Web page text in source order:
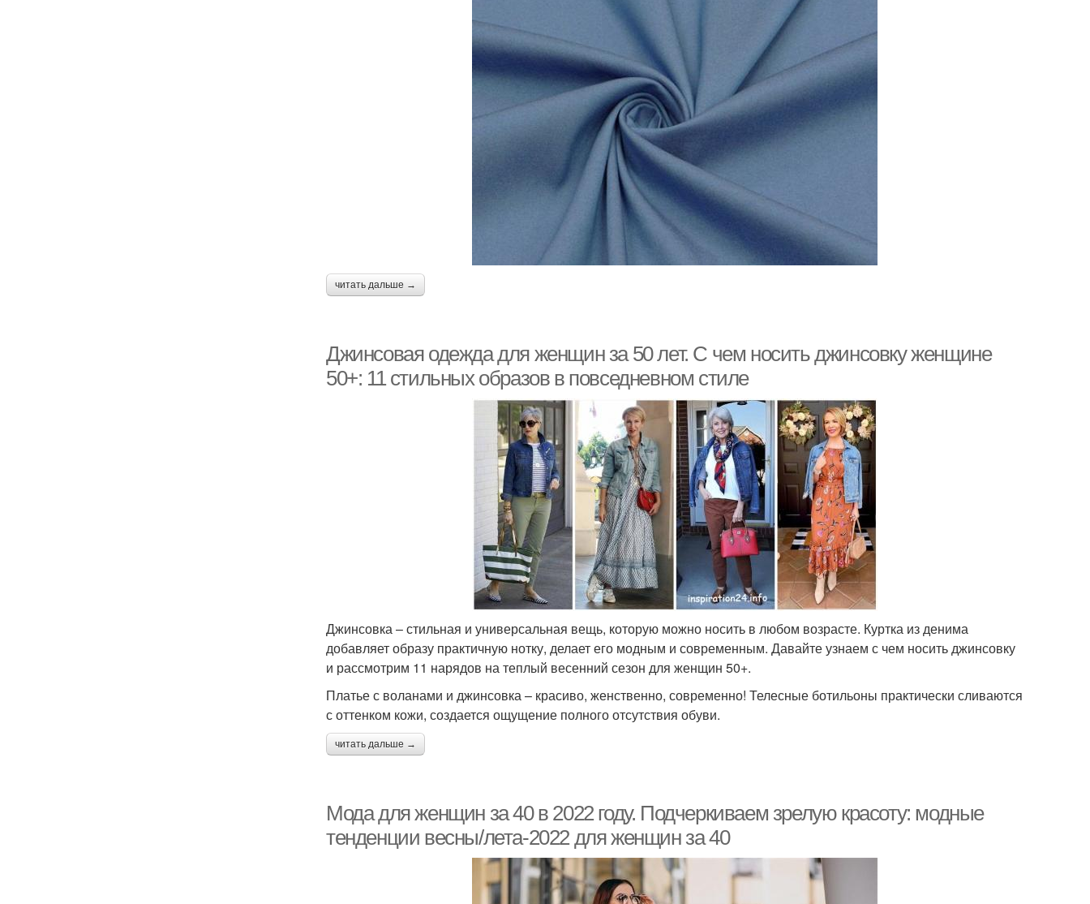
читать дальше →
Джинсовая одежда для женщин за 50 лет. С чем носить джинсовку женщине
50+: 11 стильных образов в повседневном стиле
Джинсовка – стильная и универсальная вещь, которую можно носить в любом возрасте. Куртка из денима
добавляет образу практичную нотку, делает его модным и современным. Давайте узнаем с чем носить джинсовку
и рассмотрим 11 нарядов на теплый весенний сезон для женщин 50+.
Платье с воланами и джинсовка – красиво, женственно, современно! Телесные ботильоны практически сливаются
с оттенком кожи, создается ощущение полного отсутствия обуви.
читать дальше →
Мода для женщин за 40 в 2022 году. Подчеркиваем зрелую красоту: модные
тенденции весны/лета-2022 для женщин за 40